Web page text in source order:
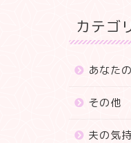
カテゴ
あなた
その他
夫の気